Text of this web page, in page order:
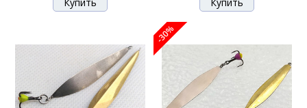
-30%